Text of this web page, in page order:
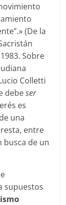
(De la
1983. Sobre
Colletti
debeser
es
una
entre
busca de un
supuestos